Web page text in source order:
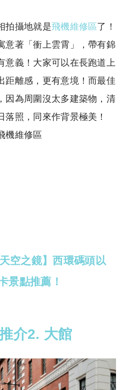
拍攝地就是飛機維修區了！
意著「衝上雲霄」，帶有錦
意義！大家可以在長跑道上
距離感，更有意境！而最佳
因為周圍沒太多建築物，清
照，同來作背景極美！
機維修區
空之鏡】西環碼頭以
景點推薦！
介2. 大館